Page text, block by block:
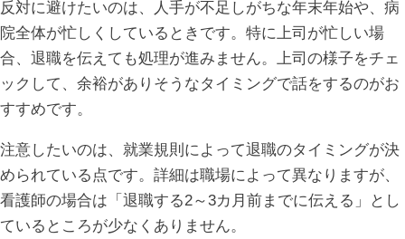
反対に避けたいのは、人手が不足しがちな年末年始や、病
院全体が忙しくしているときです。特に上司が忙しい場
合、退職を伝えても処理が進みません。上司の様子をチェ
ックして、余裕がありそうなタイミングで話をするのがお
すすめです。
注意したいのは、就業規則によって退職のタイミングが決
められている点です。詳細は職場によって異なりますが、
看護師の場合は「退職する2～3カ月前までに伝える」とし
ているところが少なくありません。